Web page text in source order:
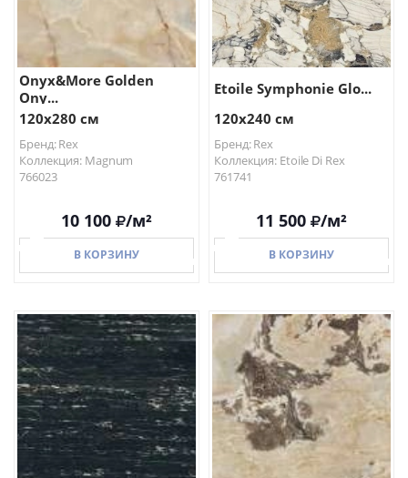
Onyx&More Golden
Ony...
120x280 см
Бренд: Rex
Коллекция: Magnum
766023
10 100 /м²
В КОРЗИНУ
В КОРЗИНУ
Etoile Symphonie Glo...
120x240 см
Бренд: Rex
Коллекция: Etoile Di Rex
761741
11 500 /м²
В КОРЗИНУ
В КОРЗИНУ